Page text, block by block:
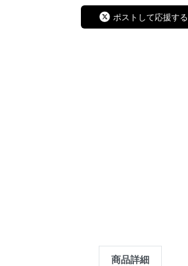
ポストして応援する
商品詳細